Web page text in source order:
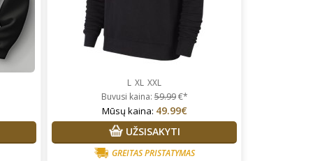
L XL XXL
Buvusi kaina:59.99€*
Mūsų kaina: 49.99€
UŽSISAKYTI
GREITAS PRISTATYMAS